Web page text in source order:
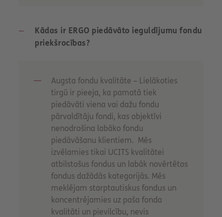
Kādas ir ERGO piedāvāto ieguldījumu fondu
priekšrocības?
Augsta fondu kvalitāte – Lielākoties
tirgū ir pieeja, ka pamatā tiek
piedāvāti viena vai dažu fondu
pārvaldītāju fondi, kas objektīvi
nenodrošina labāko fondu
piedāvāšanu klientiem. Mēs
izvēlamies tikai UCITS kvalitātei
atbilstošus fondus un labāk novērtētos
fondus dažādās kategorijās. Mēs
meklējam starptautiskus fondus un
koncentrējamies uz paša fonda
kvalitāti un pievilcību, nevis